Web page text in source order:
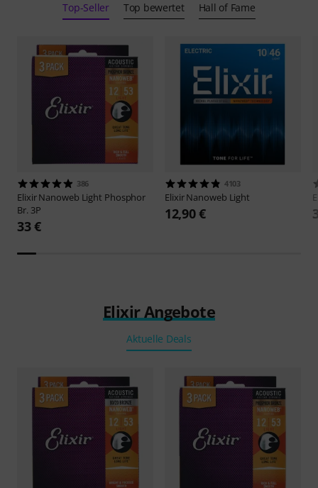
Top-Seller Top bewertet Hall of Fame
386
ElixirNanoweb Light Phosphor
Br. 3P
33 €
4103
ElixirNanoweb Light
12,90 €
Elixir Angebote
Aktuelle Deals